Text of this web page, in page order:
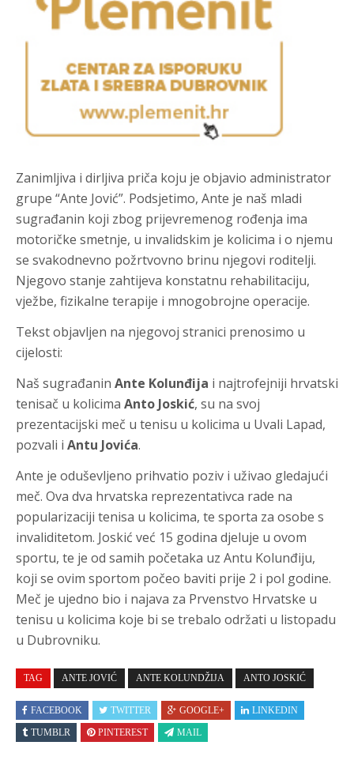
Zanimljiva i dirljiva priča koju je objavio administrator
grupe “Ante Jović”. Podsjetimo, Ante je naš mladi
sugrađanin koji zbog prijevremenog rođenja ima
motoričke smetnje, u invalidskim je kolicima i o njemu
se svakodnevno požrtvovno brinu njegovi roditelji.
Njegovo stanje zahtijeva konstatnu rehabilitaciju,
vježbe, fizikalne terapije i mnogobrojne operacije.
Tekst objavljen na njegovoj stranici prenosimo u
cijelosti:
Naš sugrađanin Ante Kolunđija i najtrofejniji hrvatski
tenisač u kolicima Anto Joskić, su na svoj
prezentacijski meč u tenisu u kolicima u Uvali Lapad,
pozvali i Antu Jovića.
Ante je oduševljeno prihvatio poziv i uživao gledajući
meč. Ova dva hrvatska reprezentativca rade na
popularizaciji tenisa u kolicima, te sporta za osobe s
invaliditetom. Joskić već 15 godina djeluje u ovom
sportu, te je od samih početaka uz Antu Kolunđiju,
koji se ovim sportom počeo baviti prije 2 i pol godine.
Meč je ujedno bio i najava za Prvenstvo Hrvatske u
tenisu u kolicima koje bi se trebalo održati u listopadu
u Dubrovniku.
TAG ANTE JOVIĆ ANTE KOLUNDŽIJA ANTO JOSKIĆ
FACEBOOK TWITTER GOOGLE+
LINKEDIN
TUMBLR
PINTEREST MAIL